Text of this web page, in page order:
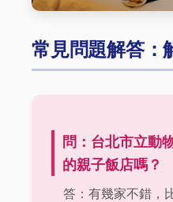
常見問題解答：
問：台北市立動
的親子飯店嗎？
答：有幾家不錯，